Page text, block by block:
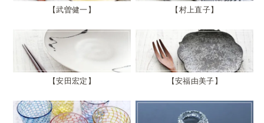
武曽健一 村上直子
安田宏定 安福由美子